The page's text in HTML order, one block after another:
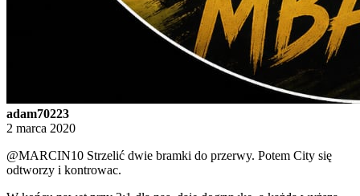
adam70223
2 marca 2020
@MARCIN10 Strzelić dwie bramki do przerwy. Potem City się
odtworzy i kontrowac.